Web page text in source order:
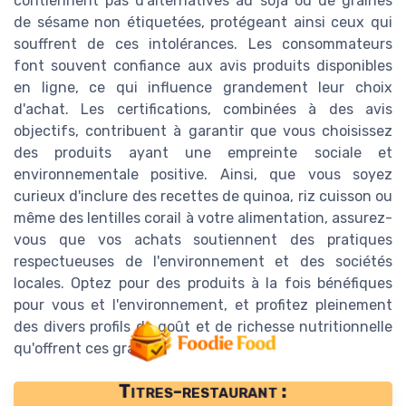
de sésame non étiquetées, protégeant ainsi ceux qui
souffrent de ces intolérances. Les consommateurs
font souvent confiance aux avis produits disponibles
en ligne, ce qui influence grandement leur choix
d'achat. Les certifications, combinées à des avis
objectifs, contribuent à garantir que vous choisissez
des produits ayant une empreinte sociale et
environnementale positive. Ainsi, que vous soyez
curieux d'inclure des recettes de quinoa, riz cuisson ou
même des lentilles corail à votre alimentation, assurez-
vous que vos achats soutiennent des pratiques
respectueuses de l'environnement et des sociétés
locales. Optez pour des produits à la fois bénéfiques
pour vous et l'environnement, et profitez pleinement
des divers profils de goût et de richesse nutritionnelle
qu'offrent ces graines.
Titres-restaurant :